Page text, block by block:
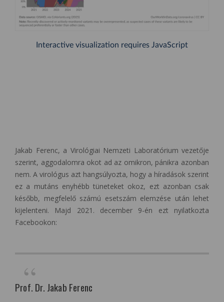
Jakab Ferenc, a Virológiai Nemzeti Laboratórium vezetője
szerint, aggodalomra okot ad az omikron, pánikra azonban
nem. A virológus azt hangsúlyozta, hogy a híradások szerint
ez a mutáns enyhébb tüneteket okoz, ezt azonban csak
később, megfelelő számú esetszám elemzése után lehet
kijelenteni. Majd 2021. december 9-én ezt nyilatkozta
Facebookon:
Prof. Dr. Jakab Ferenc